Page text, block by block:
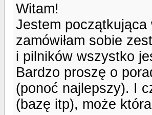
Witam!
Jestem
zamówiłam sobie
i pilników wszystko
Bardzo proszę o
(ponoć najlepszy). I
(bazę itp), może